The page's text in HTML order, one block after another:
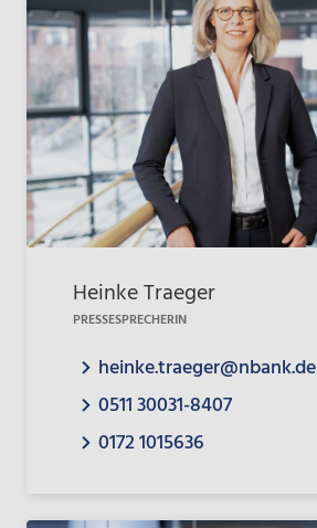
Heinke Traeger
PRESSESPRECHERIN
heinke.traeger@nbank.de
0511 30031-8407
0172 1015636